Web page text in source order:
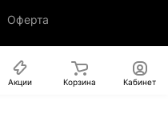
Оферта
Акции Корзина Кабинет